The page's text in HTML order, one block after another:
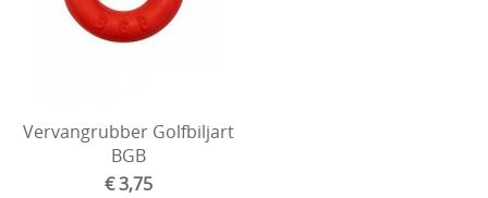
Vervangrubber Golfbiljart
BGB
€ 3,75